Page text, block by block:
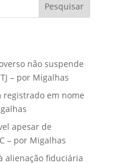
Pesquisar
não suspende
– por Migalhas
registrado em nome
apesar de
– por Migalhas
alienação fiduciária